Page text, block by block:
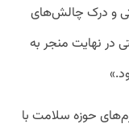
و درک چالش‌های
در نهایت منجر به
حوزه سلامت با